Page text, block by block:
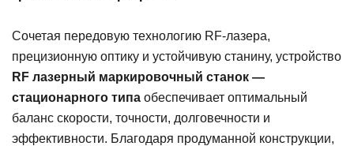
Сочетая передовую технологию RF-лазера,
прецизионную оптику и устойчивую станину, устройство
RF лазерный маркировочный станок —
стационарного типа обеспечивает оптимальный
баланс скорости, точности, долговечности и
эффективности. Благодаря продуманной конструкции,